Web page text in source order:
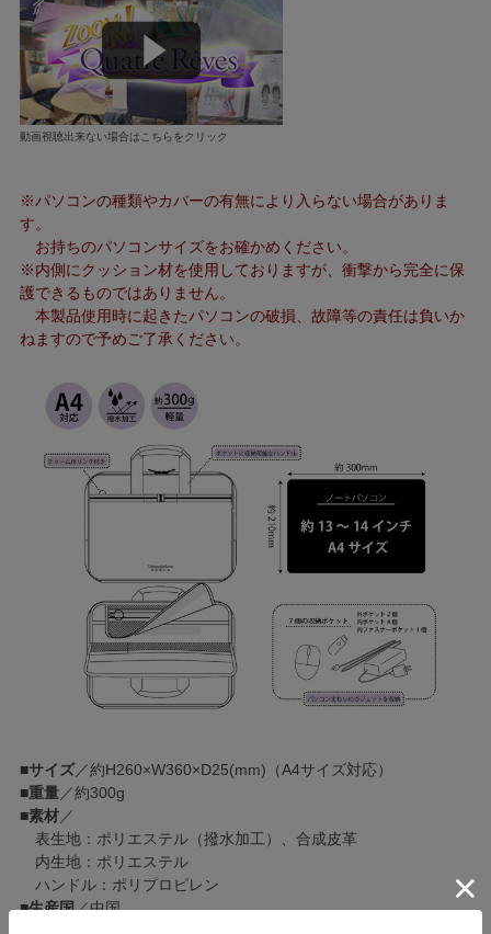
動画視聴出来ない場合はこちらをクリック
※パソコンの種類やカバーの有無により入らない場合がありま
す。
お持ちのパソコンサイズをお確かめください。
※内側にクッション材を使用しておりますが、衝撃から完全に保
護できるものではありません。
本製品使用時に起きたパソコンの破損、故障等の責任は負いか
ねますので予めご了承ください。
■サイズ／約H260×W360×D25(mm)（A4サイズ対応）
■重量／約300g
■素材／
表生地：ポリエステル（撥水加工）、合成皮革
内生地：ポリエステル
ハンドル：ポリプロピレン
■生産国／中国